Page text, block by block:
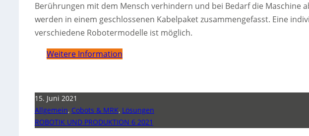
Berührungen mit dem Mensch verhindern und bei Bedarf die Maschine
werden in einem geschlossenen Kabelpaket zusammengefasst. Eine
verschiedene Robotermodelle ist möglich.
Weitere Information
15. Juni 2021
Allgemein, Cobots & MRK, Lösungen
ROBOTIK UND PRODUKTION 6 2021